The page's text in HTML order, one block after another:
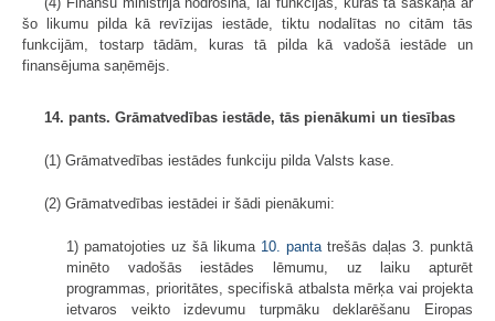
šo likumu pilda kā revīzijas iestāde, tiktu nodalītas no citām tās
funkcijām, tostarp tādām, kuras tā pilda kā vadošā iestāde un
finansējuma saņēmējs.
14. pants. Grāmatvedības iestāde, tās pienākumi un tiesības
(1) Grāmatvedības iestādes funkciju pilda Valsts kase.
(2) Grāmatvedības iestādei ir šādi pienākumi:
1) pamatojoties uz šā likuma 10. pantatrešās daļas 3. punktā
minēto vadošās iestādes lēmumu, uz laiku apturēt
programmas, prioritātes, specifiskā atbalsta mērķa vai projekta
ietvaros veikto izdevumu turpmāku deklarēšanu Eiropas